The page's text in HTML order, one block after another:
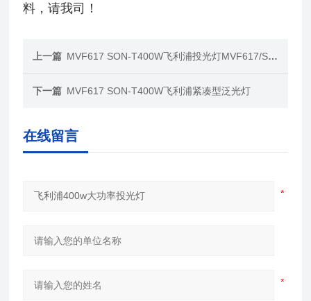
料，请我司！
上一篇 MVF617 SON-T400W飞利浦投光灯MVF617/SON-T400W
下一篇 MVF617 SON-T400W飞利浦紧凑型泛光灯
在线留言